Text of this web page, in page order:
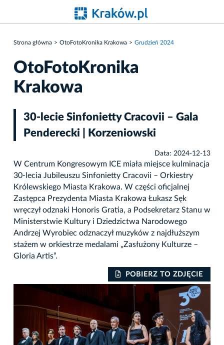
Strona główna OtoFotoKronika Krakowa Grudzień 2024
OtoFotoKronika
Krakowa
30-lecie Sinfonietty Cracovii – Gala
Penderecki | Korzeniowski
Data: 2024-12-13
W Centrum Kongresowym ICE miała miejsce kulminacja
30-lecia Jubileuszu Sinfonietty Cracovii – Orkiestry
Królewskiego Miasta Krakowa. W części oficjalnej
Zastępca Prezydenta Miasta Krakowa Łukasz Sęk
wręczył odznaki Honoris Gratia, a Podsekretarz Stanu w
Ministerstwie Kultury i Dziedzictwa Narodowego
Andrzej Wyrobiec odznaczył muzyków z najdłuższym
stażem w orkiestrze medalami „Zasłużony Kulturze –
Gloria Artis”.
POBIERZ TO ZDJĘCIE